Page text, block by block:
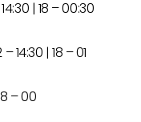
| 18 – 00:30
14:30 | 18 – 01
– 00